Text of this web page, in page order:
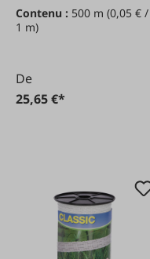
Contenu : 500 m (0,05 € /
1 m)
De
25,65 €*